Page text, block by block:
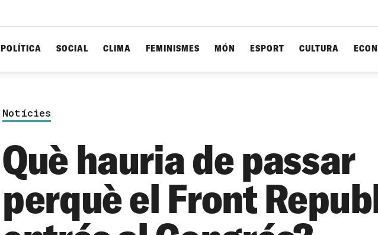
POLÍTICA SOCIAL CLIMA FEMINISMES MÓN ESPORT CULTURA
Notícies
Què hauria de passar
perquè el Front